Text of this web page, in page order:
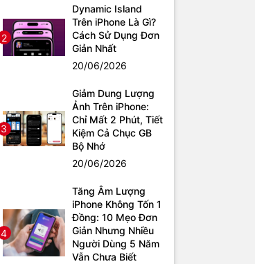
2
Dynamic Island
Trên iPhone Là Gì?
Cách Sử Dụng Đơn
Giản Nhất
20/06/2026
3
Giảm Dung Lượng
Ảnh Trên iPhone:
Chỉ Mất 2 Phút, Tiết
Kiệm Cả Chục GB
Bộ Nhớ
20/06/2026
4
Tăng Âm Lượng
iPhone Không Tốn 1
Đồng: 10 Mẹo Đơn
Giản Nhưng Nhiều
Người Dùng 5 Năm
Vẫn Chưa Biết